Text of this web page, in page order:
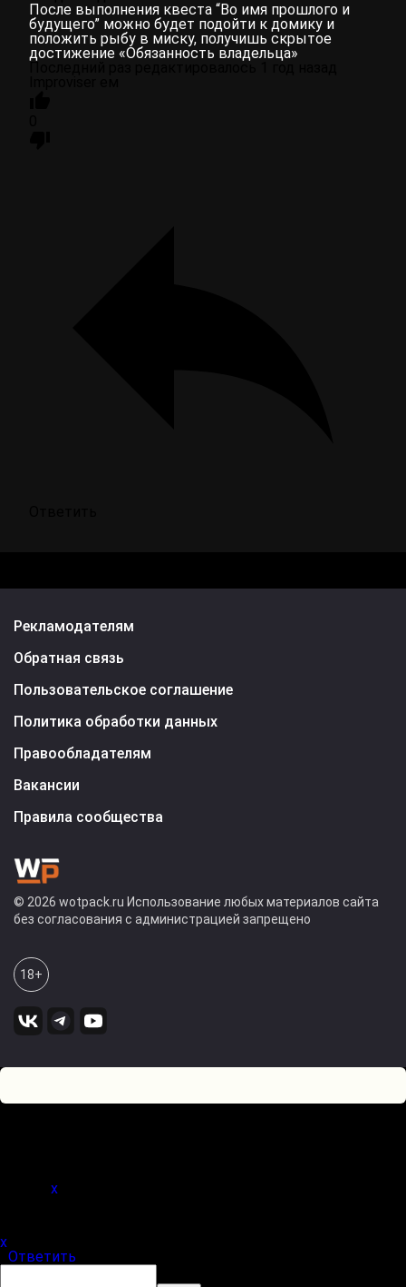
После выполнения квеста “Во имя прошлого и
будущего” можно будет подойти к домику и
положить рыбу в миску, получишь скрытое
достижение «Обязанность владельца»
Рекламодателям
Обратная связь
Пользовательское соглашение
Политика обработки данных
Правообладателям
Вакансии
Правила сообщества
© 2026 wotpack.ru Использование любых материалов сайта
без согласования с администрацией запрещено
18+
x
x
Ответить